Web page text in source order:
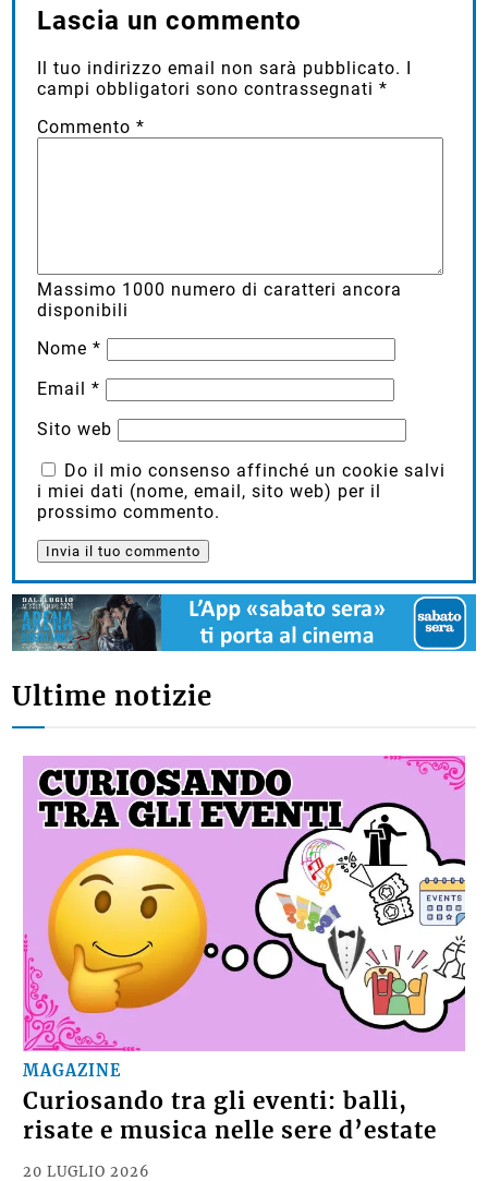
Lascia un commento
Il tuo indirizzo email non sarà pubblicato. I
campi obbligatori sono contrassegnati*
Commento*
Massimo 1000 numero di caratteri ancora
disponibili
Nome*
Email*
Sito web
Do il mio consenso affinché un cookie salvi
i miei dati (nome, email, sito web) per il
prossimo commento.
Ultime notizie
MAGAZINE
Curiosando tra gli eventi: balli,
risate e musica nelle sere d’estate
20 LUGLIO 2026